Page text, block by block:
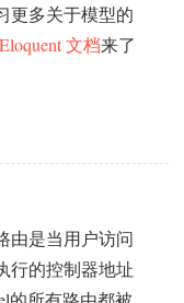
更多关于模型的
Eloquent 文档来了
由是当用户访问
行的控制器地址